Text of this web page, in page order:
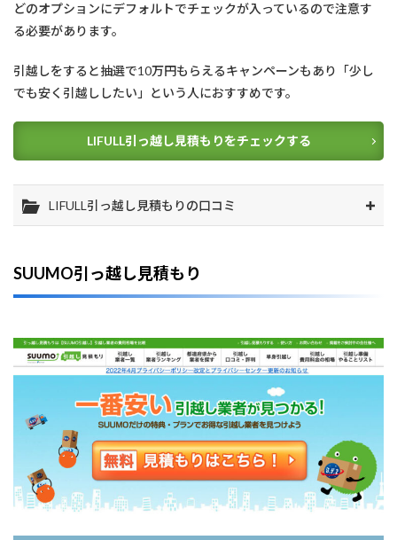
どのオプションにデフォルトでチェックが入っているので注意す
る必要があります。
引越しをすると抽選で10万円もらえるキャンペーンもあり「少し
でも安く引越ししたい」という人におすすめです。
LIFULL引っ越し見積もりをチェックする
LIFULL引っ越し見積もりの口コミ
SUUMO引っ越し見積もり